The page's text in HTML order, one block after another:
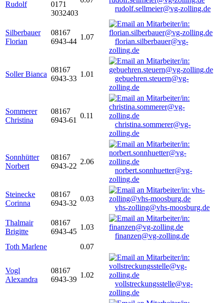
Rudolf
0171
3032403
rudolf.sellmeier@vg-zolling.de
Silberbauer
Florian
08167
6943-44
1.07
florian.silberbauer@vg-
zolling.de
Soller Bianca
08167
6943-33
1.01
gebuehren.steuern@vg-
zolling.de
Sommerer
Christina
08167
6943-61
0.11
christina.sommerer@vg-
zolling.de
Sonnhütter
Norbert
08167
6943-22
2.06
norbert.sonnhuetter@vg-
zolling.de
Steinecke
Corinna
08167
6943-32
0.03
vhs-zolling@vhs-moosburg.de
Thalmair
Brigitte
08167
6943-45
1.03
finanzen@vg-zolling.de
Toth Marlene
0.07
Vogl
Alexandra
08167
6943-39
1.02
vollstreckungsstelle@vg-
zolling.de